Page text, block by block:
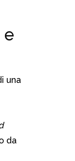
e
una
da